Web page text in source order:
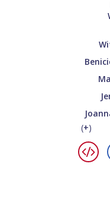
(+)